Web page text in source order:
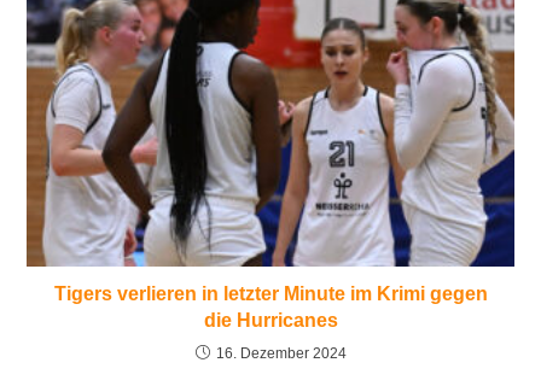
Tigers verlieren in letzter Minute im Krimi gegen
die Hurricanes
16. Dezember 2024